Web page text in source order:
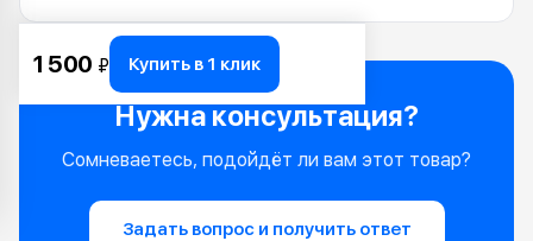
1 500 ₽ Купить в 1 клик
Нужна консультация?
Сомневаетесь, подойдёт ли вам этот товар?
Задать вопрос и получить ответ